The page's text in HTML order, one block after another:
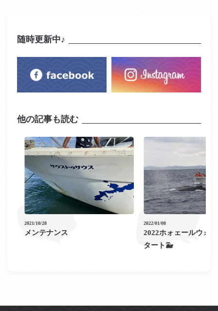
随時更新中♪
他の記事も読む
2021/10/28
メンテナンス
2022/01/08
2022ホォェールウォ
タート🐳